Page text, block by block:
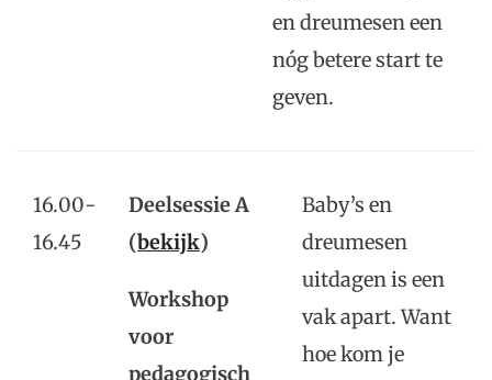
en dreumesen een
nóg betere start te
geven.
16.00-
16.45
Deelsessie A
(bekijk)
Workshop
voor
pedagogisch
Baby’s en
dreumesen
uitdagen is een
vak apart. Want
hoe kom je